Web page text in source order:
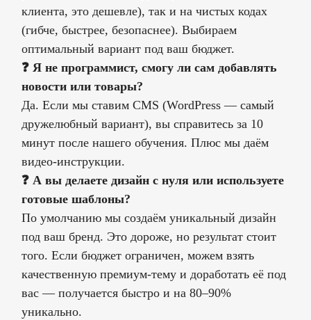
клиента, это дешевле), так и на чистых кодах
(гибче, быстрее, безопаснее). Выбираем
оптимальный вариант под ваш бюджет.
❓ Я не программист, смогу ли сам добавлять
новости или товары?
Да. Если мы ставим CMS (WordPress — самый
дружелюбный вариант), вы справитесь за 10
минут после нашего обучения. Плюс мы даём
видео-инструкции.
❓ А вы делаете дизайн с нуля или используете
готовые шаблоны?
По умолчанию мы создаём уникальный дизайн
под ваш бренд. Это дороже, но результат стоит
того. Если бюджет ограничен, можем взять
качественную премиум-тему и доработать её под
вас — получается быстро и на 80–90%
уникально.